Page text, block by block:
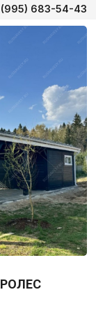
(995) 683-54-43